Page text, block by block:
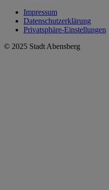
Impressum
Datenschutzerklärung
Privatsphäre-Einstellungen
© 2025 Stadt Abensberg